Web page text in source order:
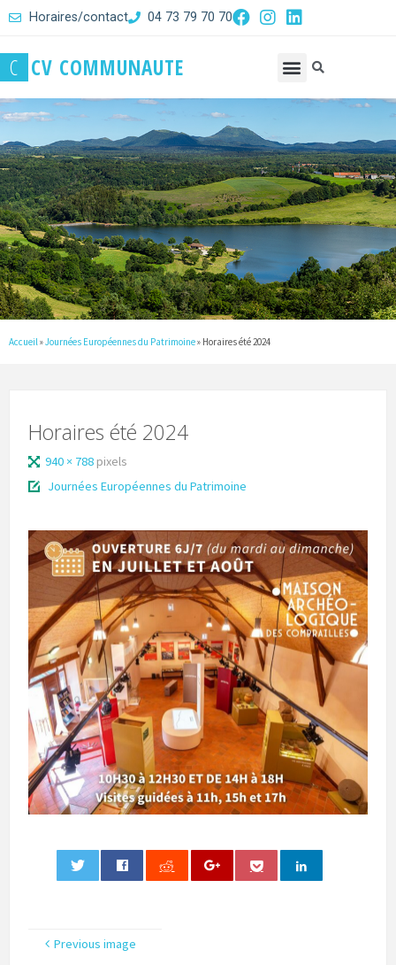
Horaires/contact 04 73 79 70 70
C CV COMMUNAUTE
Accueil »Journées Européennes du Patrimoine» Horaires été 2024
Horaires été 2024
940 × 788 pixels
Journées Européennes du Patrimoine
Previous image